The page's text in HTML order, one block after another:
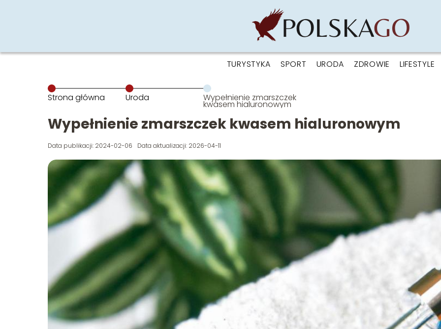
TURYSTYKA SPORT URODA ZDROWIE LIFESTYLE
Strona główna Uroda Wypełnienie zmarszczek
kwasem hialuronowym
Wypełnienie zmarszczek kwasem hialuronowym
Data publikacji: 2024-02-06 Data aktualizacji: 2026-04-11